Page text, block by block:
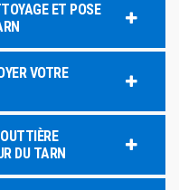
ET POSE
VOTRE
DU TARN